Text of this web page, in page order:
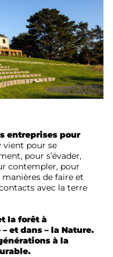
entreprises pour
vient pour se
pour s’évader,
contempler, pour
de faire et
avec la terre
la forêt à
et dans – la Nature.
à la